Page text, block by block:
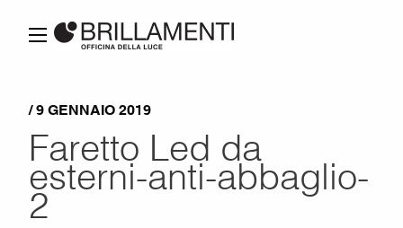
/ 9 GENNAIO 2019
Faretto Led da
esterni-anti-abbaglio-
2